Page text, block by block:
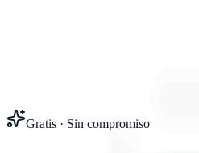
Gratis · Sin compromiso